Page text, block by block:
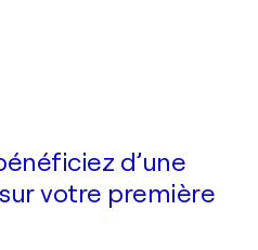
d’une
votre première